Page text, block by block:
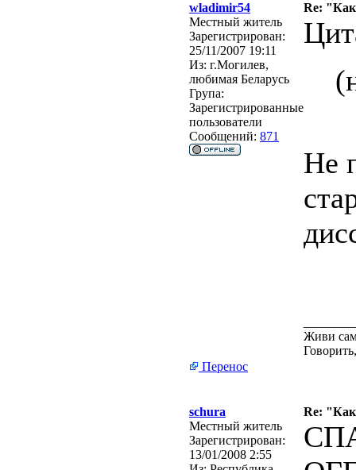
wladimir54
Re:
Местный житель
Зарегистрирован:
25/11/2007 19:11
Из: г.Могилев,
любимая Беларусь
Група:
Зарегистрированные
пользователи
Сообщений: 871
Не
Живи
Перенос
schura
Re:
Местный житель
Зарегистрирован:
13/01/2008 2:55